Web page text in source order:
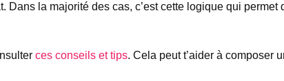
la majorité des cas, c’est cette logique qui permet
ces conseils et tips. Cela peut t’aider à composer